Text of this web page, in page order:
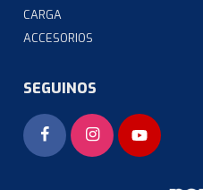
CARGA
ACCESORIOS
SEGUINOS